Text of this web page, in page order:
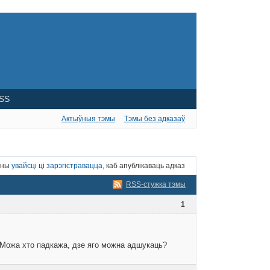
Актыўныя тэмы Тэмы без адказаў
увайсці ці зарэгістравацца , каб апублікаваць адказ
RSS-стужка тэмы
1
хто падкажа, дзе яго можна адшукаць?